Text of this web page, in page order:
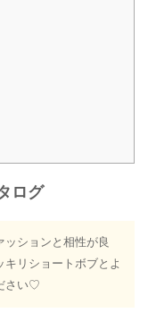
ログ
ッションと相性が良
キリショートボブとよ
さい♡